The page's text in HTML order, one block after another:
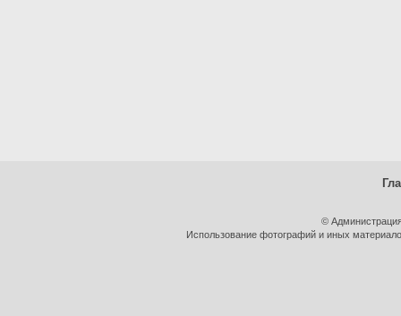
©
Использование фотографий и иных